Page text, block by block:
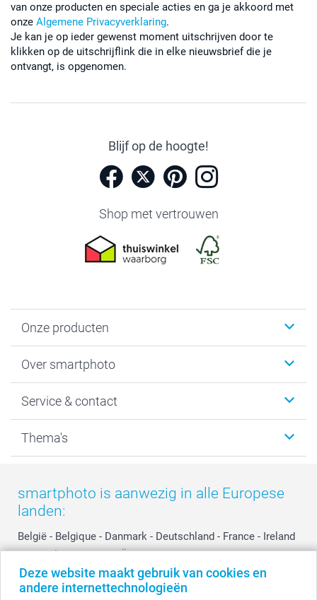
Deze website maakt gebruik van cookies en
andere internettechnologieën
van onze producten en speciale acties en ga je akkoord met
onze Algemene Privacyverklaring.
Je kan je op ieder gewenst moment uitschrijven door te
klikken op de uitschrijflink die in elke nieuwsbrief die je
ontvangt, is opgenomen.
Blijf op de hoogte!
Shop met vertrouwen
Onze producten
Fotoboeken
Fotocadeaus
Kaarten
Over smartphoto
Vacatures
Bestelproces
Privacy
Cookiebeleid
Reviews
Prijslijst
Investor Relations
Service & contact
Tevredenheidsgarantie
smartbonus
smartfriends
service@smartphoto.nl
Affiliate partnerprogramma
Partnerships
Influencer partnerprogramma
Thema's
Moederdag
Vaderdag
Huwelijk
smartphoto is aanwezig in alle Europese
landen:
België - Belgique - Danmark - Deutschland - France - Ireland
- Nederland - Norge - Österreich - Schweiz - Suisse -
Switzerland - Suomi - Sverige - United Kingdom -
Other Countries